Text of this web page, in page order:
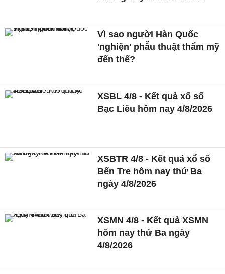
Vì sao người Hàn Quốc
'nghiện' phẫu thuật thẩm mỹ
đến thế?
XSBL 4/8 - Kết quả xổ số
Bạc Liêu hôm nay 4/8/2026
XSBTR 4/8 - Kết quả xổ số
Bến Tre hôm nay thứ Ba
ngày 4/8/2026
XSMN 4/8 - Kết quả XSMN
hôm nay thứ Ba ngày
4/8/2026